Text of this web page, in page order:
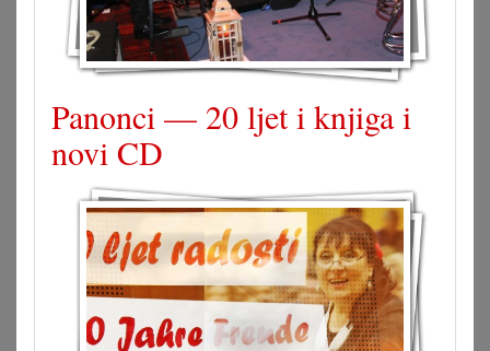
Panonci — 20 ljet i knjiga i
novi CD